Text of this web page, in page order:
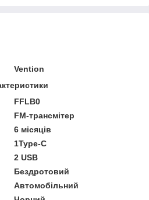
Vention
FFLB0
FM-трансмітер
6 місяців
1Type-C
2 USB
Бездротовий
Автомобільний